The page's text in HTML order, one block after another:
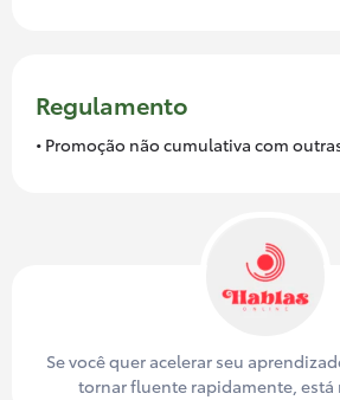
Regulamento
• Promoção não cumulativa com
Se você quer acelerar seu
tornar fluente rapidamente, está